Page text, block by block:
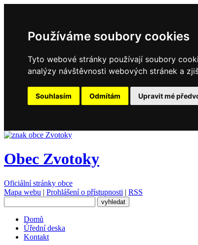
Používáme soubory cookies
Tyto webové stránky používají soubory
analýzy návštěvnosti webových stránek a
Souhlasím Odmítám Upravit mé
Obec Zvotoky
Oficiální stránky obce
Mapa webu | Prohlášení o přístupnosti | RSS
Domů
Úřední deska
Kontakt